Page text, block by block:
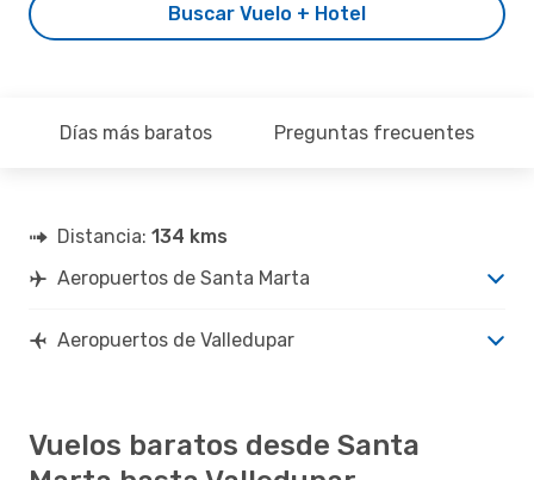
Buscar Vuelo + Hotel
Días más baratos Preguntas frecuentes
Distancia: 134 kms
Aeropuertos de Santa Marta
Aeropuertos de Valledupar
Vuelos baratos desde Santa